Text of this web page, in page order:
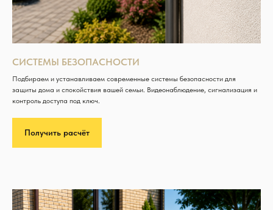
СИСТЕМЫ БЕЗОПАСНОСТИ
Подбираем и устанавливаем современные системы безопасности для
защиты дома и спокойствия вашей семьи. Видеонаблюдение, сигнализация и
контроль доступа под ключ.
Получить расчёт